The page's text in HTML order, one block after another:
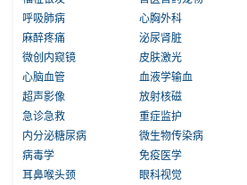
呼吸肺病
心胸外科
麻醉疼痛
泌尿肾脏
微创内窥镜
皮肤激光
心脑血管
血液学输血
超声影像
放射核磁
急诊急救
重症监护
内分泌糖尿病
微生物传染病
病毒学
免疫医学
耳鼻喉头颈
眼科视觉